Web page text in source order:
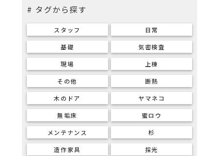
# タグから探す
スタッフ 日常
基礎 気密検査
現場 上棟
その他 断熱
木のドア ヤマネコ
無垢床 蜜ロウ
メンテナンス 杉
造作家具 採光